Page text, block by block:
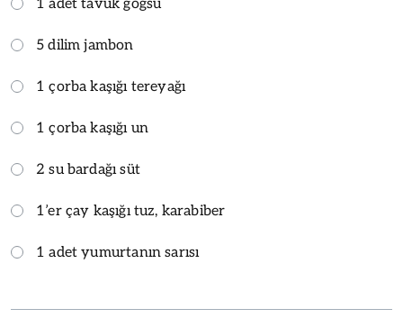
1 adet tavuk göğsü
5 dilim jambon
1 çorba kaşığı tereyağı
1 çorba kaşığı un
2 su bardağı süt
1’er çay kaşığı tuz, karabiber
1 adet yumurtanın sarısı